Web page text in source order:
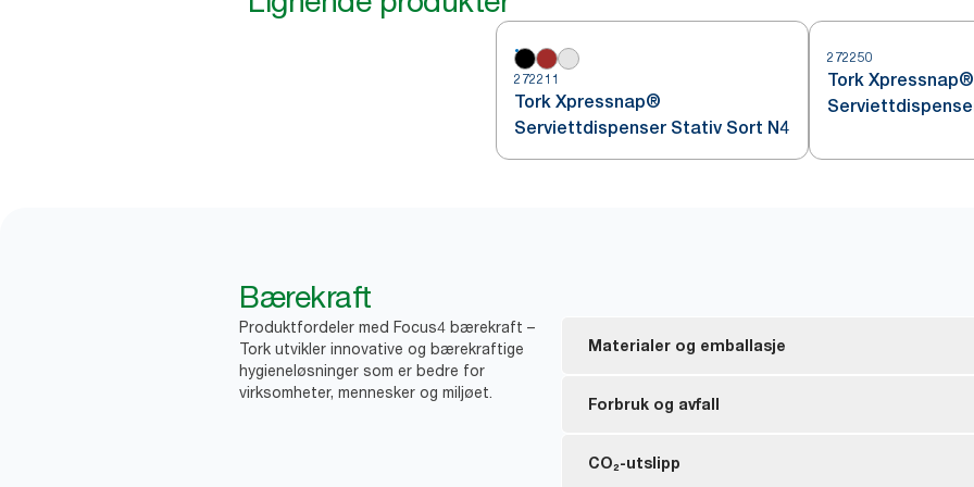
272211
Tork Xpressnap®
Serviettdispenser Stativ Sort N4
272250
Tork Xpressnap®
Bærekraft
Produktfordeler med Focus4 bærekraft –
Tork utvikler innovative og bærekraftige
hygieneløsninger som er bedre for
virksomheter, mennesker og miljøet.
Materialer og emballasje
EU Ecolabel-sertifiserte refiller – lav
FSC® certified refills – made from responsibly
Forbruk og avfall
Utmating av én om gangen bidrar til å kontrollere
CO₂-utslipp